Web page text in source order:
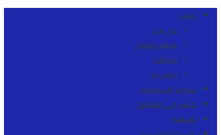
المنبر
من نحن
طاقم العمل
ميثاقنا
اتصل بنا
شروط الإستخدام
للنشر في الموقع
للإشهار